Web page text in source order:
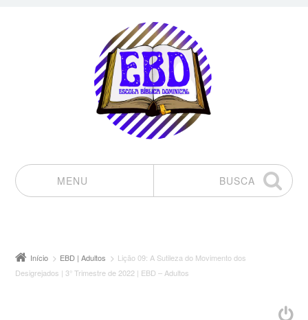
MENU
BUSCA
Início EBD | Adultos
Lição 09: A Sutileza do Movimento dos
Desigrejados | 3° Trimestre de 2022 | EBD – Adultos